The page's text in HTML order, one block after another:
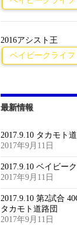
2016アシスト王
ベイビークライフ
最新情報
2017.9.10 タカモト
2017年9月11日
2017.9.10 ベイビー
2017年9月11日
2017.9.10 第2試合
タカモト道路団
2017年9月11日